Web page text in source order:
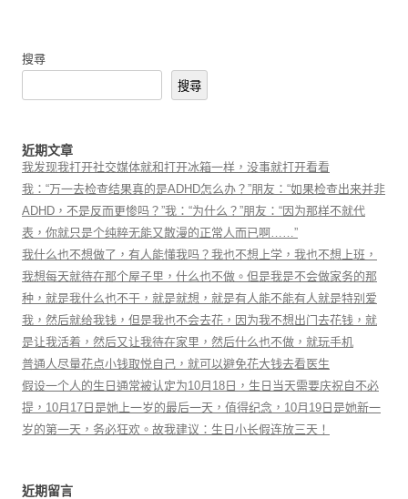
搜尋
搜尋
近期文章
我发现我打开社交媒体就和打开冰箱一样，没事就打开看看
我：“万一去检查结果真的是ADHD怎么办？”朋友：“如果检查出来并非
ADHD，不是反而更惨吗？”我：“为什么？”朋友：“因为那样不就代
表，你就只是个纯粹无能又散漫的正常人而已啊……”
我什么也不想做了，有人能懂我吗？我也不想上学，我也不想上班，
我想每天就待在那个屋子里，什么也不做。但是我是不会做家务的那
种，就是我什么也不干，就是就想，就是有人能不能有人就是特别爱
我，然后就给我钱，但是我也不会去花，因为我不想出门去花钱，就
是让我活着，然后又让我待在家里，然后什么也不做，就玩手机
普通人尽量花点小钱取悦自己，就可以避免花大钱去看医生
假设一个人的生日通常被认定为10月18日，生日当天需要庆祝自不必
提，10月17日是她上一岁的最后一天，值得纪念，10月19日是她新一
岁的第一天，务必狂欢。故我建议：生日小长假连放三天！
近期留言